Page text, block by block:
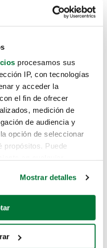
procesamos sus
IP, con tecnologías
y acceder la
el fin de ofrecer
medición de
de audiencia y
opción de seleccionar
propósitos. Puede
su ubicación geográfica
activamente
Mostrar detalles
como
aquí.
que estás
enlaces: